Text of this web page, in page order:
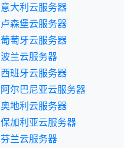
意大利云服务器
卢森堡云服务器
葡萄牙云服务器
波兰云服务器
西班牙云服务器
阿尔巴尼亚云服务器
奥地利云服务器
保加利亚云服务器
芬兰云服务器